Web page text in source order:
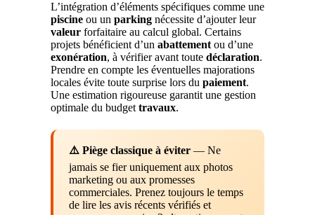
L’intégration d’éléments spécifiques comme une
piscine ou un parking nécessite d’ajouter leur
valeur forfaitaire au calcul global. Certains
projets bénéficient d’un abattement ou d’une
exonération, à vérifier avant toute déclaration.
Prendre en compte les éventuelles majorations
locales évite toute surprise lors du paiement.
Une estimation rigoureuse garantit une gestion
optimale du budget travaux.
⚠️ Piège classique à éviter — Ne
jamais se fier uniquement aux photos
marketing ou aux promesses
commerciales. Prenez toujours le temps
de lire les avis récents vérifiés et